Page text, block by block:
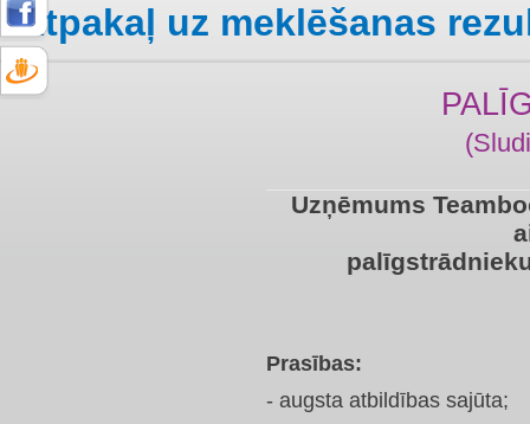
Atpakaļ uz meklēšanas
Uzņēmums
Prasības:
- augsta atbildības sajūta;